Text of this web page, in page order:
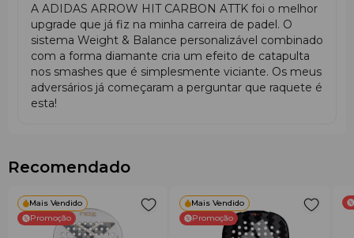
A ADIDAS ARROW HIT CARBON ATTK foi o melhor
upgrade que já fiz na minha carreira de padel. O
sistema Weight & Balance personalizável combinado
com a forma diamante cria um efeito de catapulta
nos smashes que é simplesmente viciante. Os meus
adversários já começaram a perguntar que raquete é
esta!
Recomendado
Mais Vendido
Promoção
Mais Vendido
Promoção